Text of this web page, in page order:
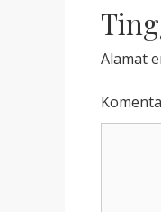
Alamat